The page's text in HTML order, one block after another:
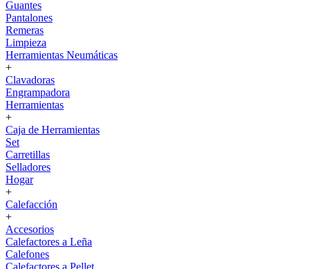
Guantes
Pantalones
Remeras
Limpieza
Herramientas Neumáticas
+
Clavadoras
Engrampadora
Herramientas
+
Caja de Herramientas
Set
Carretillas
Selladores
Hogar
+
Calefacción
+
Accesorios
Calefactores a Leña
Calefones
Calefactores a Pellet